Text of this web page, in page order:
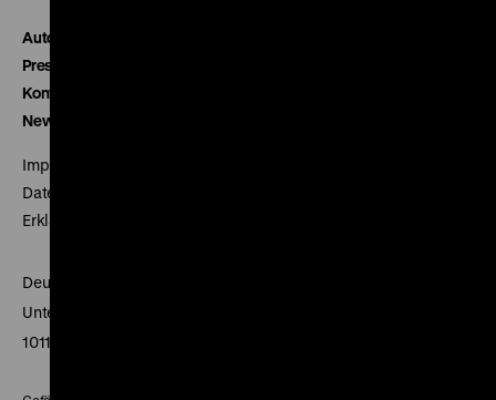
Autor*innen
Presse
Kontakt
Newsletter
Impressum
Datenschutz
Erklärung digitale Barrierefreiheit
Deutsches Historisches Museum
Unter den Linden 2
10117 Berlin